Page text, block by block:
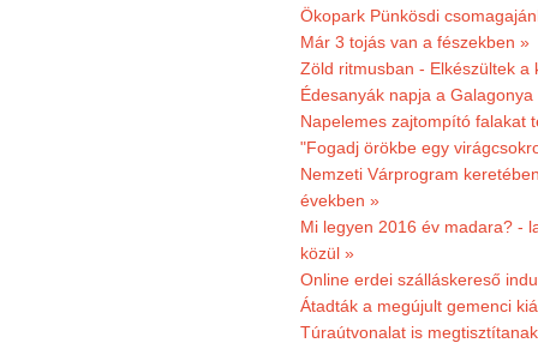
Ökopark Pünkösdi
Már 3 tojás van a fészekben »
Zöld ritmusban - Elkészültek
Édesanyák napja a
Napelemes zajtompító falakat
"Fogadj örökbe egy
Nemzeti Várprogram
években »
Mi legyen 2016 év madara? -
közül »
Online erdei szálláskereső
Átadták a megújult gemenci
Túraútvonalat is